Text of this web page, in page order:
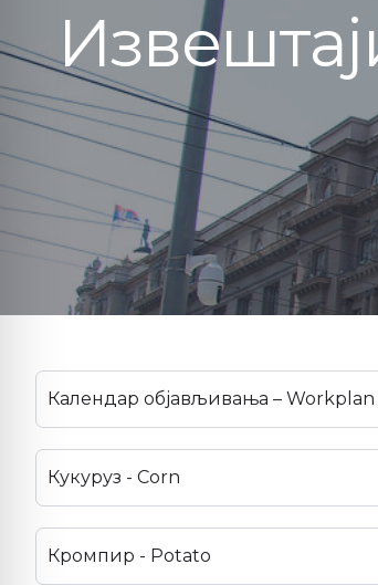
Календар објављивања – Workplan
Кукуруз - Corn
Кромпир - Potato